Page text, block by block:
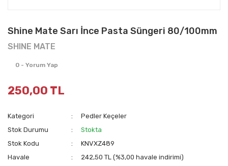
Shine Mate Sarı İnce Pasta Süngeri 80/100mm
SHINE MATE
0 - Yorum Yap
250,00 TL
Kategori
Pedler Keçeler
Stok Durumu
Stokta
Stok Kodu
KNVXZ489
Havale
242,50 TL (%3,00 havale indirimi)